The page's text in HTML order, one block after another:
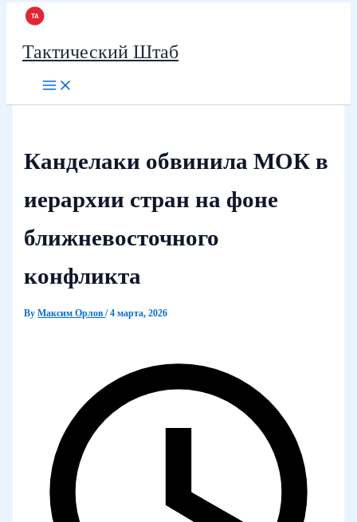
Тактический Штаб
Канделаки обвинила МОК в
иерархии стран на фоне
ближневосточного
конфликта
ByМаксим Орлов/4 марта, 2026